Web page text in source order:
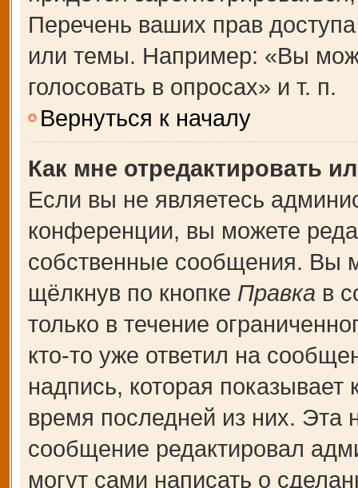
Перечень ваших прав
или темы. Например: «Вы
голосовать в опросах» и т. п.
Вернуться к началу
Как мне отредактировать
Если вы не являетесь
конференции, вы можете
собственные сообщения. Вы
щёлкнув по кнопке Правка в
только в течение
кто-то уже ответил на
надпись, которая показывает
время последней из них. Эта
сообщение редактировал
могут сами написать о